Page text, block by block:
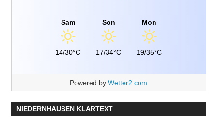
Sam
14/30°C
Son
17/34°C
Mon
19/35°C
Powered by Wetter2.com
NIEDERNHAUSEN KLARTEXT